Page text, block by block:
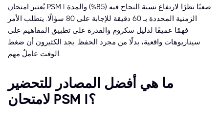
يُعتبر امتحان PSM I صعبًا نظرًا لارتفاع نسبة النجاح فيه (85%) والمدة
الزمنية المحددة بـ 60 دقيقة للإجابة على 80 سؤالًا. يتطلب الأمر
فهمًا عميقًا لدليل سكروم والقدرة على تطبيق المفاهيم على
سيناريوهات واقعية، بدلًا من مجرد الحفظ. يجد الكثيرون أن ضغط
الوقت عاملٌ مهم.
ما هي أفضل المصادر للتحضير
لامتحان PSM I؟